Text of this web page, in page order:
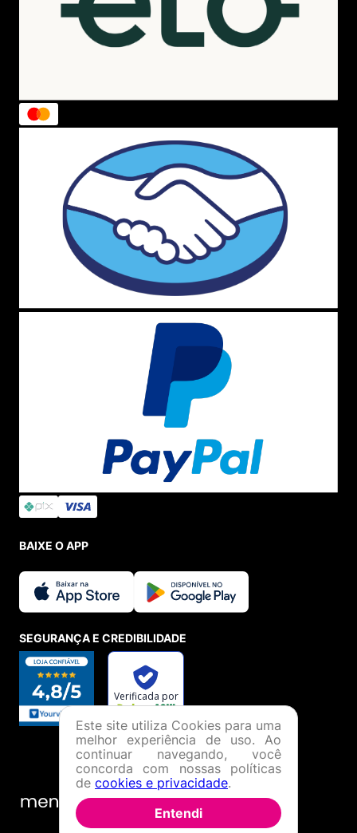
BAIXE O APP
SEGURANÇA E CREDIBILIDADE
Este site utiliza Cookies para uma
melhor experiência de uso. Ao
continuar navegando, você
concorda com nossas políticas
de cookies e privacidade.
Entendi